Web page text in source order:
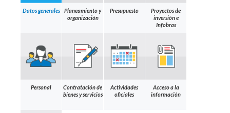
Datos generales
Planeamiento y
organización
Presupuesto
Proyectos de
inversión e
Infobras
Personal
Contratación de
bienes y servicios
Actividades
oficiales
Acceso a la
información